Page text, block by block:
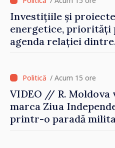
Investițiile și
energetice, priorități
agenda relației dintre
/ Acum 15 ore
VIDEO // R. Moldova
marca Ziua
printr-o paradă